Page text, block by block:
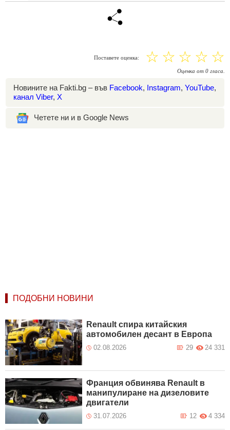
Поставете оценка: ☆
☆
☆
☆
☆
Оценка от 0 гласа.
Новините на Fakti.bg – във Facebook, Instagram, YouTube,
канал Viber, X
Четете ни и в Google News
ПОДОБНИ НОВИНИ
Renault спира китайския
автомобилен десант в Европа
02.08.2026 24 331
29
Франция обвинява Renault в
манипулиране на дизеловите
двигатели
31.07.2026 4 334
12